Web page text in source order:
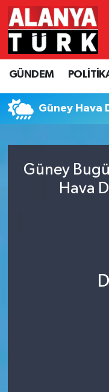
GÜNDEM
Güney Hava
Güney
Hava
GÜNDEM
POLİTİKA
ASAYİŞ
TURİZM
Nöbetçi
Hava Durumu
Namaz Vakitleri
Süper Lig Puan
Son Dakika